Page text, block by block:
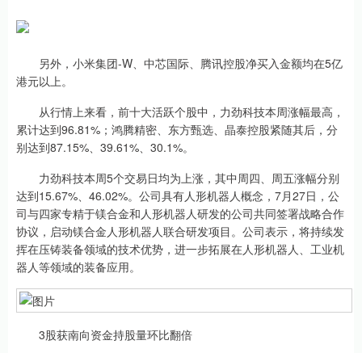
另外，小米集团-W、中芯国际、腾讯控股净买入金额均在5亿
港元以上。
从行情上来看，前十大活跃个股中，力劲科技本周涨幅最高，
累计达到96.81%；鸿腾精密、东方甄选、晶泰控股紧随其后，分
别达到87.15%、39.61%、30.1%。
力劲科技本周5个交易日均为上涨，其中周四、周五涨幅分别
达到15.67%、46.02%。公司具有人形机器人概念，7月27日，公
司与四家专精于镁合金和人形机器人研发的公司共同签署战略合作
协议，启动镁合金人形机器人联合研发项目。公司表示，将持续发
挥在压铸装备领域的技术优势，进一步拓展在人形机器人、工业机
器人等领域的装备应用。
3股获南向资金持股量环比翻倍